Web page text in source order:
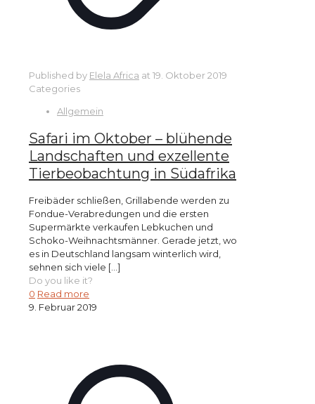
Published by Elela Africa at 19. Oktober 2019
Categories
Allgemein
Safari im Oktober – blühende
Landschaften und exzellente
Tierbeobachtung in Südafrika
Freibäder schließen, Grillabende werden zu
Fondue-Verabredungen und die ersten
Supermärkte verkaufen Lebkuchen und
Schoko-Weihnachtsmänner. Gerade jetzt, wo
es in Deutschland langsam winterlich wird,
sehnen sich viele […]
Do you like it?
0 Read more
9. Februar 2019